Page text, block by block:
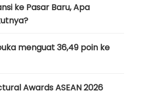
ke Pasar Baru, Apa
menguat 36,49 poin ke
Awards ASEAN 2026